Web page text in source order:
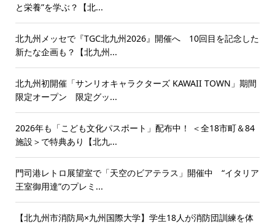
と栄養”を学ぶ？【北...
北九州メッセで『TGC北九州2026』開催へ 10回目を記念した
新たな企画も？【北九州...
北九州初開催「サンリオキャラクターズ KAWAII TOWN」期間
限定オープン 限定グッ...
2026年も「こども文化パスポート」配布中！ ＜全18市町＆84
施設＞で特典あり【北九...
門司港レトロ展望室で「天空のビアテラス」開催中 “イタリア
王室御用達”のプレミ...
【北九州市消防局×九州国際大学】学生18人が消防団訓練を体